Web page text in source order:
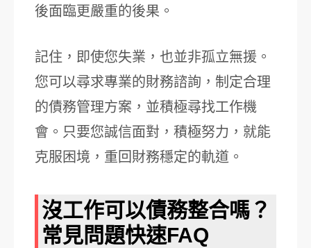
後面臨更嚴重的後果。
記住，即使您失業，也並非孤立無援。
您可以尋求專業的財務諮詢，制定合理
的債務管理方案，並積極尋找工作機
會。只要您誠信面對，積極努力，就能
克服困境，重回財務穩定的軌道。
沒工作可以債務整合嗎？
常見問題快速FAQ